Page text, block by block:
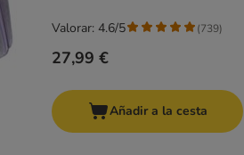
27,99 €
Valorar: 4.6/5 (739)
Añadir a la cesta